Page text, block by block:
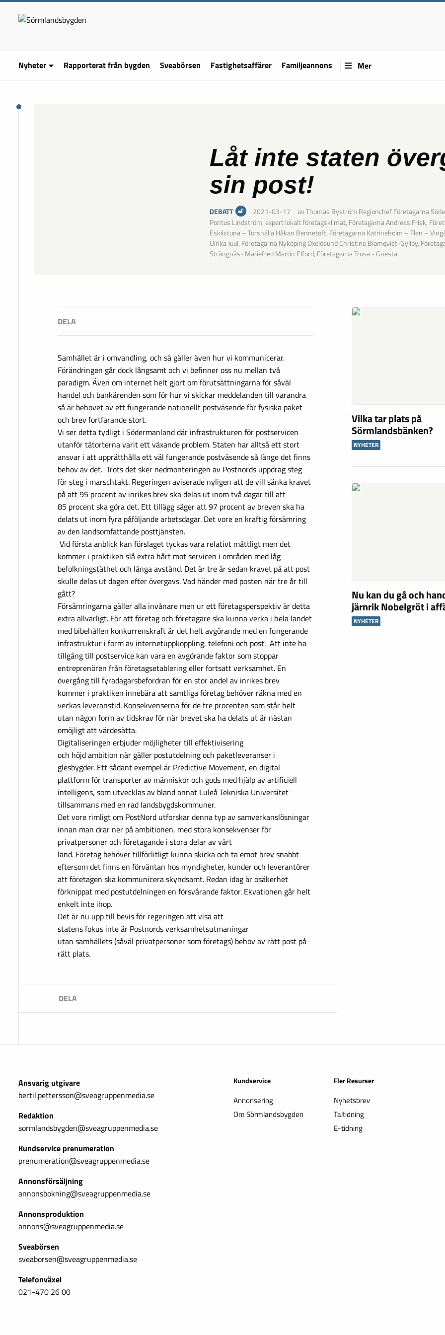
Nyheter Rapporterat från bygden Sveabörsen Fastighetsaffärer Familjeannons Mer
Låt inte staten
sin post!
DEBATT 2021-03-17
av Thomas Byström Regionchef Företagarna
Pontus Lindström, expert lokalt företagsklimat, Företagarna Andreas Frisk,
Eskilstuna – Torshälla Håkan Bennetoft, Företagarna Katrineholm – Flen –
Ulrika Juul, Företagarna Nyköping Oxelösund Christine Blomqvist-Gyllby,
Strängnäs- Mariefred Martin Elford, Företagarna Trosa - Gnesta
Samhället är i omvandling, och så gäller även hur vi kommunicerar.
Förändringen går dock långsamt och vi befinner oss nu mellan två
paradigm. Även om internet helt gjort om förutsättningarna för såväl
handel och bankärenden som för hur vi skickar meddelanden till varandra
så är behovet av ett fungerande nationellt postväsende för fysiska paket
och brev fortfarande stort.
Vi ser detta tydligt i Södermanland där infrastrukturen för postservicen
utanför tätorterna varit ett växande problem. Staten har alltså ett stort
ansvar i att upprätthålla ett väl fungerande postväsende så länge det finns
behov av det. Trots det sker nedmonteringen av Postnords uppdrag steg
för steg i marschtakt. Regeringen aviserade nyligen att de vill sänka kravet
på att 95 procent av inrikes brev ska delas ut inom två dagar till att
85 procent ska göra det. Ett tillägg säger att 97 procent av breven ska ha
delats ut inom fyra påföljande arbetsdagar. Det vore en kraftig försämring
av den landsomfattande posttjänsten.
Vid första anblick kan förslaget tyckas vara relativt måttligt men det
kommer i praktiken slå extra hårt mot servicen i områden med låg
befolkningstäthet och långa avstånd. Det är tre år sedan kravet på att post
skulle delas ut dagen efter övergavs. Vad händer med posten när tre år till
gått?
Försämringarna gäller alla invånare men ur ett företagsperspektiv är detta
extra allvarligt. För att företag och företagare ska kunna verka i hela landet
med bibehållen konkurrenskraft är det helt avgörande med en fungerande
infrastruktur i form av internetuppkoppling, telefoni och post. Att inte ha
tillgång till postservice kan vara en avgörande faktor som stoppar
entreprenören från företagsetablering eller fortsatt verksamhet. En
övergång till fyradagarsbefordran för en stor andel av inrikes brev
kommer i praktiken innebära att samtliga företag behöver räkna med en
veckas leveranstid. Konsekvenserna för de tre procenten som står helt
utan någon form av tidskrav för när brevet ska ha delats ut är nästan
omöjligt att värdesätta.
Digitaliseringen erbjuder möjligheter till effektivisering
och höjd ambition när gäller postutdelning och paketleveranser i
glesbygder. Ett sådant exempel är Predictive Movement, en digital
plattform för transporter av människor och gods med hjälp av artificiell
intelligens, som utvecklas av bland annat Luleå Tekniska Universitet
tillsammans med en rad landsbygdskommuner.
Det vore rimligt om PostNord utforskar denna typ av samverkanslösningar
innan man drar ner på ambitionen, med stora konsekvenser för
privatpersoner och företagande i stora delar av vårt
land. Företag behöver tillförlitligt kunna skicka och ta emot brev snabbt
eftersom det finns en förväntan hos myndigheter, kunder och leverantörer
att företagen ska kommunicera skyndsamt. Redan idag är osäkerhet
förknippat med postutdelningen en försvårande faktor. Ekvationen går helt
enkelt inte ihop.
Det är nu upp till bevis för regeringen att visa att
statens fokus inte är Postnords verksamhetsutmaningar
utan samhällets (såväl privatpersoner som företags) behov av rätt post på
rätt plats.
Vilka tar plats på
Sörmlandsbänken?
NYHETER
Nu kan du gå och
järnrik Nobelgröt i
NYHETER
Ansvarig utgivare
bertil.pettersson@sveagruppenmedia.se
Redaktion
sormlandsbygden@sveagruppenmedia.se
Kundservice prenumeration
prenumeration@sveagruppenmedia.se
Annonsförsäljning
annonsbokning@sveagruppenmedia.se
Annonsproduktion
annons@sveagruppenmedia.se
Sveabörsen
sveaborsen@sveagruppenmedia.se
Telefonväxel
021-470 26 00
Kundservice
Annonsering
Om Sörmlandsbygden
Fler Resurser
Nyhetsbrev
Taltidning
E-tidning